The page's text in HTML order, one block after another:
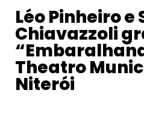
Léo Pinheiro e
Chiavazzoli
Theatro
Niterói